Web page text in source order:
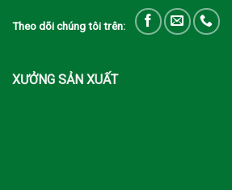
Theo dõi chúng tôi trên:
XƯỞNG SẢN XUẤT